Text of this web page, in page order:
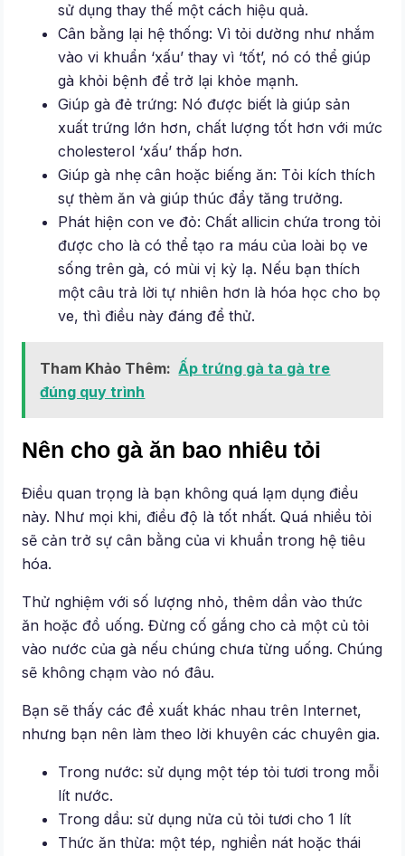
sử dụng thay thế một cách hiệu quả.
Cân bằng lại hệ thống: Vì tỏi dường như nhắm
vào vi khuẩn ‘xấu’ thay vì ‘tốt’, nó có thể giúp
gà khỏi bệnh để trở lại khỏe mạnh.
Giúp gà đẻ trứng: Nó được biết là giúp sản
xuất trứng lớn hơn, chất lượng tốt hơn với mức
cholesterol ‘xấu’ thấp hơn.
Giúp gà nhẹ cân hoặc biếng ăn: Tỏi kích thích
sự thèm ăn và giúp thúc đẩy tăng trưởng.
Phát hiện con ve đỏ: Chất allicin chứa trong tỏi
được cho là có thể tạo ra máu của loài bọ ve
sống trên gà, có mùi vị kỳ lạ. Nếu bạn thích
một câu trả lời tự nhiên hơn là hóa học cho bọ
ve, thì điều này đáng để thử.
Tham Khảo Thêm: Ấp trứng gà ta gà tre
đúng quy trình
Nên cho gà ăn bao nhiêu tỏi
Điều quan trọng là bạn không quá lạm dụng điều
này. Như mọi khi, điều độ là tốt nhất. Quá nhiều tỏi
sẽ cản trở sự cân bằng của vi khuẩn trong hệ tiêu
hóa.
Thử nghiệm với số lượng nhỏ, thêm dần vào thức
ăn hoặc đồ uống. Đừng cố gắng cho cả một củ tỏi
vào nước của gà nếu chúng chưa từng uống. Chúng
sẽ không chạm vào nó đâu.
Bạn sẽ thấy các đề xuất khác nhau trên Internet,
nhưng bạn nên làm theo lời khuyên các chuyên gia.
Trong nước: sử dụng một tép tỏi tươi trong mỗi
lít nước.
Trong dầu: sử dụng nửa củ tỏi tươi cho 1 lít
Thức ăn thừa: một tép, nghiền nát hoặc thái